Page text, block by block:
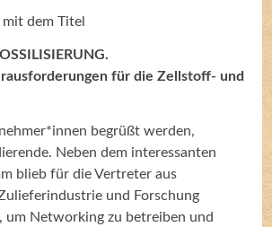
dem Titel
für die Zellstoff- und
begrüßt werden,
Neben dem interessanten
blieb für die Vertreter aus
und Forschung
um Networking zu betreiben und